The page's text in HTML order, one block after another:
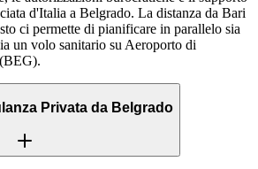
d'Italia a Belgrado. La distanza da Bari
ci permette di pianificare in parallelo sia
un volo sanitario su Aeroporto di
Privata da Belgrado